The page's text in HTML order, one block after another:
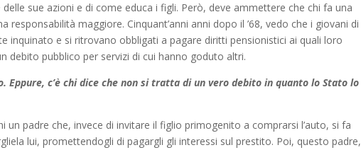
sue azioni e di come educa i figli. Però, deve ammettere che chi fa una
responsabilità maggiore. Cinquant’anni anni dopo il ’68, vedo che i giovani di
inquinato e si ritrovano obbligati a pagare diritti pensionistici ai quali loro
debito pubblico per servizi di cui hanno goduto altri.
Eppure, c’è chi dice che non si tratta di un vero debito in quanto lo Stato lo
padre che, invece di invitare il figlio primogenito a comprarsi l’auto, si fa
lui, promettendogli di pagargli gli interessi sul prestito. Poi, questo padre,